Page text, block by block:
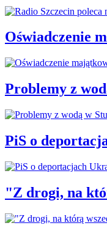
Oświadczenie
Problemy z
PiS o
"Z drogi, na